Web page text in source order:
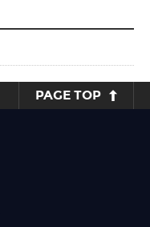
PAGE TOP